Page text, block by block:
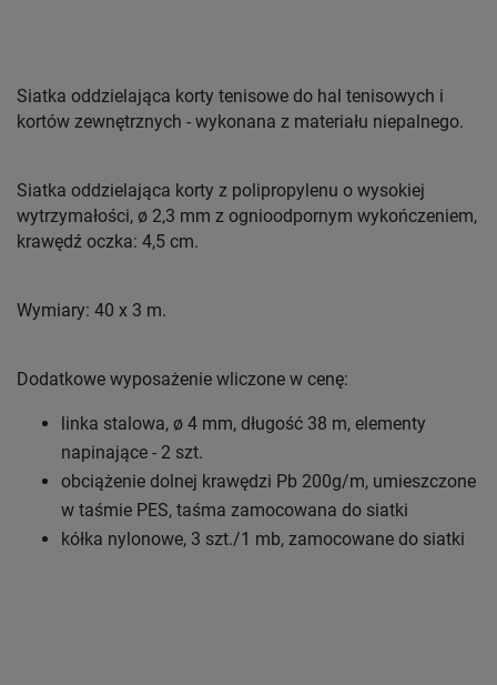
Siatka oddzielająca korty tenisowe do hal tenisowych i
kortów zewnętrznych - wykonana z materiału niepalnego.
Siatka oddzielająca korty z polipropylenu o wysokiej
wytrzymałości, ø 2,3 mm z ognioodpornym wykończeniem,
krawędź oczka: 4,5 cm.
Wymiary: 40 x 3 m.
Dodatkowe wyposażenie wliczone w cenę:
linka stalowa, ø 4 mm, długość 38 m, elementy
napinające - 2 szt.
obciążenie dolnej krawędzi Pb 200g/m, umieszczone
w taśmie PES, taśma zamocowana do siatki
kółka nylonowe, 3 szt./1 mb, zamocowane do siatki